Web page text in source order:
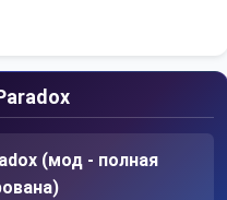
(мод - полная